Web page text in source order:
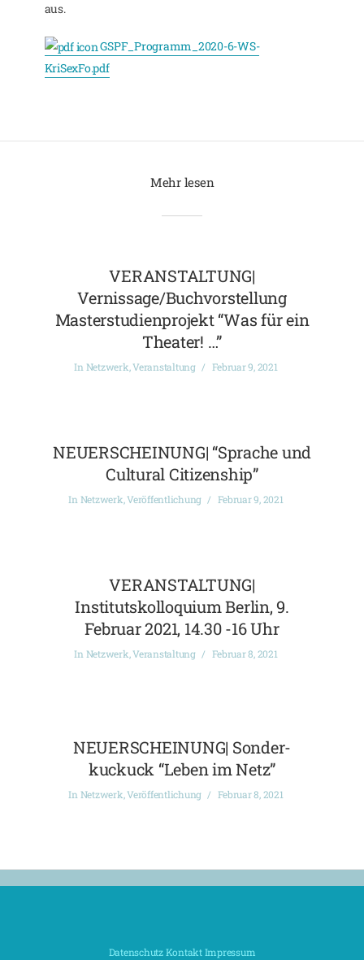
aus.
GSPF_Programm_2020-6-WS-
KriSexFo.pdf
Mehr lesen
VERANSTALTUNG|
Vernissage/Buchvorstellung
Masterstudienprojekt “Was für ein
Theater! …”
InNetzwerk,Veranstaltung Februar 9, 2021
NEUERSCHEINUNG| “Sprache und
Cultural Citizenship”
InNetzwerk,Veröffentlichung Februar 9, 2021
VERANSTALTUNG|
Institutskolloquium Berlin, 9.
Februar 2021, 14.30 -16 Uhr
InNetzwerk,Veranstaltung Februar 8, 2021
NEUERSCHEINUNG| Sonder-
kuckuck “Leben im Netz”
InNetzwerk,Veröffentlichung Februar 8, 2021
DatenschutzKontaktImpressum